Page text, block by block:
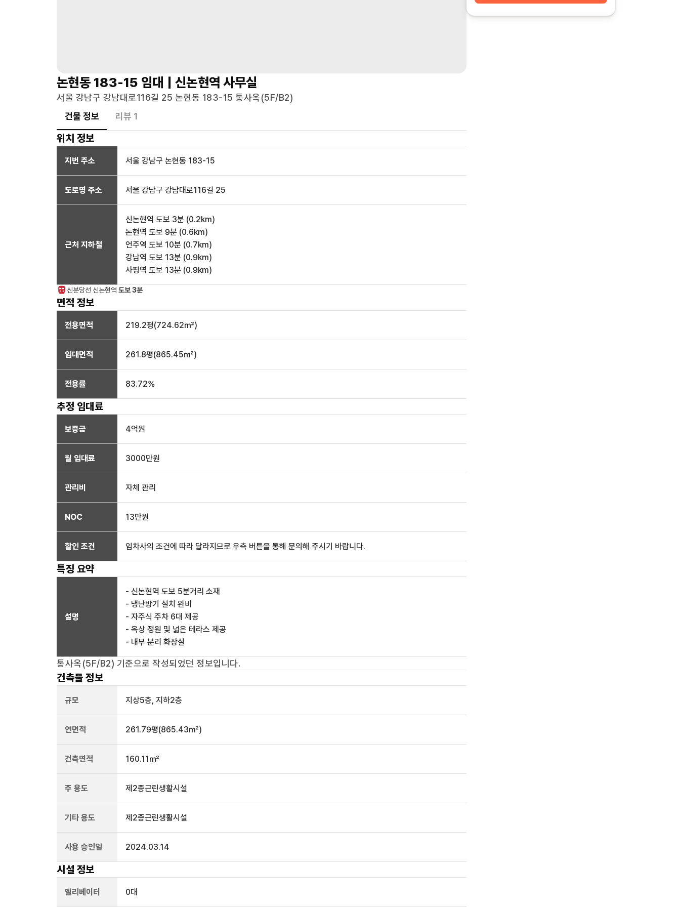
논현동 183-15 임대 | 신논현역 사무실
서울 강남구 강남대로116길 25 논현동 183-15 통사옥(5F/B2)
건물 정보
리뷰 1
위치 정보
지번 주소 서울 강남구 논현동 183-15
도로명 주소 서울 강남구 강남대로116길 25
근처 지하철
신논현역 도보 3분 (0.2km)
논현역 도보 9분 (0.6km)
언주역 도보 10분 (0.7km)
강남역 도보 13분 (0.9km)
사평역 도보 13분 (0.9km)
신분당선 신논현역 도보 3분
면적 정보
전용면적 219.2평(724.62㎡)
임대면적 261.8평(865.45㎡)
전용률 83.72%
추정 임대료
보증금 4억원
월 임대료 3000만원
관리비 자체 관리
NOC 13만원
할인 조건 임차사의 조건에 따라 달라지므로 우측 버튼을 통해 문의해 주시기 바랍니다.
특징 요약
설명
- 신논현역 도보 5분거리 소재
- 냉난방기 설치 완비
- 자주식 주차 6대 제공
- 옥상 정원 및 넓은 테라스 제공
- 내부 분리 화장실
통사옥(5F/B2) 기준으로 작성되었던 정보입니다.
건축물 정보
규모 지상5층, 지하2층
연면적 261.79평(865.43㎡)
건축면적 160.11㎡
주 용도 제2종근린생활시설
기타 용도 제2종근린생활시설
사용 승인일 2024.03.14
시설 정보
엘리베이터 0대